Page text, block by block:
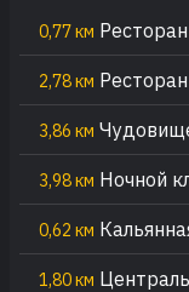
0,77 км
2,78 км
3,86 км
3,98 км Ночной
0,62 км
1,80 км